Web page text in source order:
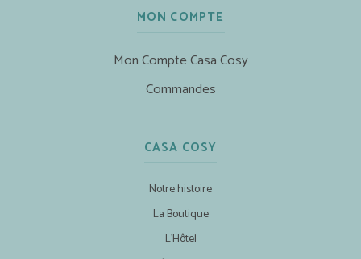
MON COMPTE
Mon Compte Casa Cosy
Commandes
CASA COSY
Notre histoire
La Boutique
L’Hôtel